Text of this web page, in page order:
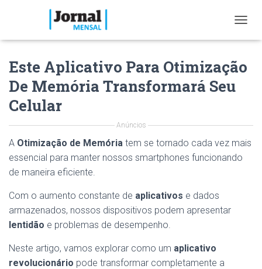
O
L
G
T
Este Aplicativo Para Otimização
De Memória Transformará Seu
Celular
Anúncios
A Otimização de Memória tem se tornado cada vez mais
essencial para manter nossos smartphones funcionando
de maneira eficiente.
Com o aumento constante de aplicativos e dados
armazenados, nossos dispositivos podem apresentar
lentidão e problemas de desempenho.
Neste artigo, vamos explorar como um aplicativo
revolucionário pode transformar completamente a